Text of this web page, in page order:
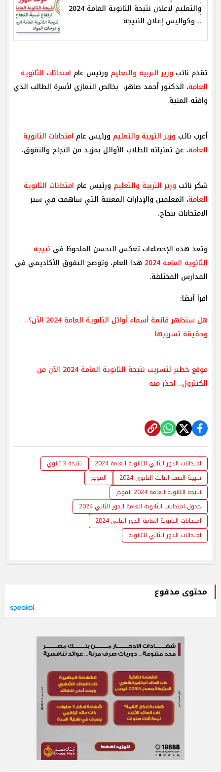
والتعليم لاعلان نتيجة الثانوية العامة 2024
.. وكواليس إعلان النتيجة
تقدم نائب وزير التربية والتعليم ورئيس عام امتحانات الثانوية
العامة، الدكتور أحمد ضاهر، بخالص التعازي لأسرة الطالب الذي
وافته المنية.
أعرب نائب وزير التربية والتعليم ورئيس عام امتحانات الثانوية
العامة، عن تمنياته للطلاب الأوائل بمزيد من النجاح والتفوق.
شكر نائب وزير التربية والتعليم ورئيس عام امتحانات الثانوية
العامة، المعلمين والإدارات المعنية التي ساهمت في سير
الامتحانات بنجاح.
وتعد هذه الإحصاءات تعكس التحسن الملحوظ في نتيجة
الثانوية العامة 2024
هذا العام، وتوضح التفوق الأكاديمي في
المدارس المختلفة.
اقرأ أيضا:
هل ستظهر قائمة أسماء أوائل الثانوية العامة 2024 الآن؟..
وحقيقة تسريبها
موقع خطير لتسريب نتيجة الثانوية العامة 2024 الآن من
الكنترول.. احذر منه
امتحانات الدور الثاني للثانوية العامة 2024
نتيجة 3 ثانوي
نتيجة الصف الثالث الثانوي 2024
الموجز
نتيجة الثانوية العامة 2024 الموجز
جدول امتحانات الثانوية العامة الدور الثاني 2024
امتحانات الثانوية العامة الدور الثاني 2024
امتحانات الدور الثاني للثانوية
محتوى مدفوع